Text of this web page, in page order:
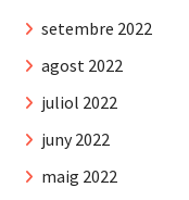
setembre 2022
agost 2022
juliol 2022
juny 2022
maig 2022